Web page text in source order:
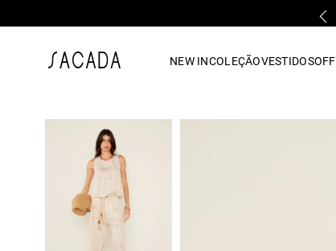
NEW INCOLEÇÃOVESTIDOSOFF
vestido midi